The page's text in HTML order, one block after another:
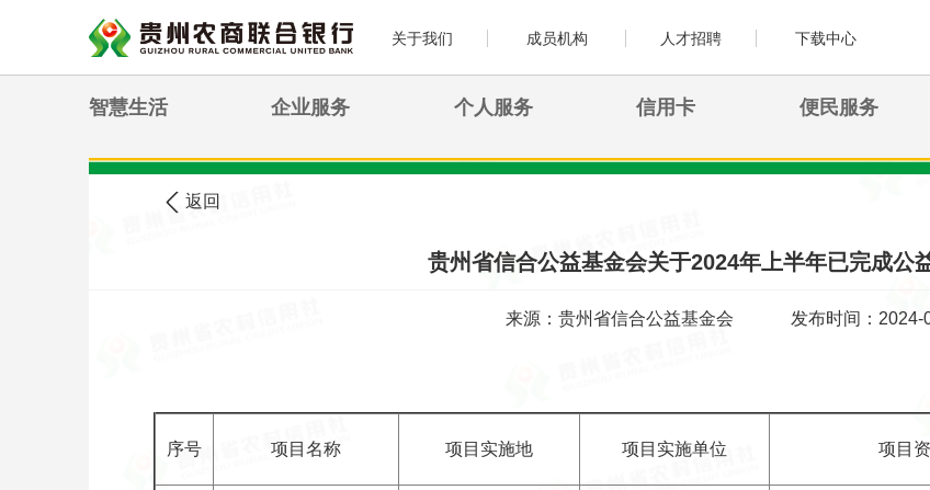
关于我们 成员机构 人才招聘 下载中心
智慧生活 企业服务 个人服务 信用卡 便民服务
您现在的位置: 农信公告
返回
贵州省信合公益基金会关于2024年上半年已完成公
来源：贵州省信合公益基金会 发布时间：2024-
序号 项目名称 项目实施地 项目实施单位 项目